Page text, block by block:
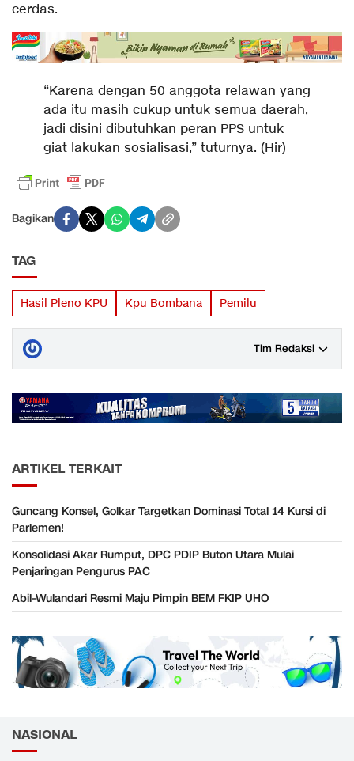
cerdas.
“Karena dengan 50 anggota relawan yang
ada itu masih cukup untuk semua daerah,
jadi disini dibutuhkan peran PPS untuk
giat lakukan sosialisasi,” tuturnya. (Hir)
Bagikan
TAG
Hasil Pleno KPU Kpu Bombana Pemilu
Tim Redaksi
ARTIKEL TERKAIT
Guncang Konsel, Golkar Targetkan Dominasi Total 14 Kursi di
Parlemen!
Konsolidasi Akar Rumput, DPC PDIP Buton Utara Mulai
Penjaringan Pengurus PAC
Abil–Wulandari Resmi Maju Pimpin BEM FKIP UHO
NASIONAL